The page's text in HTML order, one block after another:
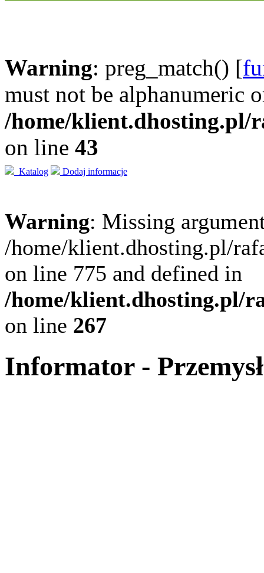
Warning: preg_match() [
must not be alphanumeric
/home/klient.dhosting.pl/
on line 43
Katalog Dodaj informacje
Warning: Missing
/home/klient.dhosting.pl/
on line 775 and defined in
/home/klient.dhosting.pl/
on line 267
Informator -